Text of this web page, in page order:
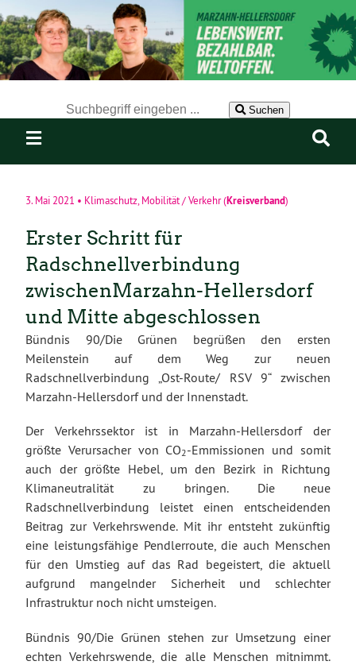
Suchen
3. Mai 2021 • Klimaschutz,Mobilität / Verkehr(Kreisverband)
Erster Schritt für
Radschnellverbindung
zwischenMarzahn-Hellersdorf
und Mitte abgeschlossen
Bündnis 90/Die Grünen begrüßen den ersten
Meilenstein auf dem Weg zur neuen
Radschnellverbindung „Ost-Route/ RSV 9“ zwischen
Marzahn-Hellersdorf und der Innenstadt.
Der Verkehrssektor ist in Marzahn-Hellersdorf der
größte Verursacher von CO2-Emmissionen und somit
auch der größte Hebel, um den Bezirk in Richtung
Klimaneutralität zu bringen. Die neue
Radschnellverbindung leistet einen entscheidenden
Beitrag zur Verkehrswende. Mit ihr entsteht zukünftig
eine leistungsfähige Pendlerroute, die auch Menschen
für den Umstieg auf das Rad begeistert, die aktuell
aufgrund mangelnder Sicherheit und schlechter
Infrastruktur noch nicht umsteigen.
Bündnis 90/Die Grünen stehen zur Umsetzung einer
echten Verkehrswende, die alle Menschen mitnimmt.